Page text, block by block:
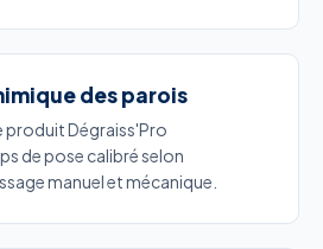
des parois
Dégraiss'Pro
de pose calibré selon
manuel et mécanique.